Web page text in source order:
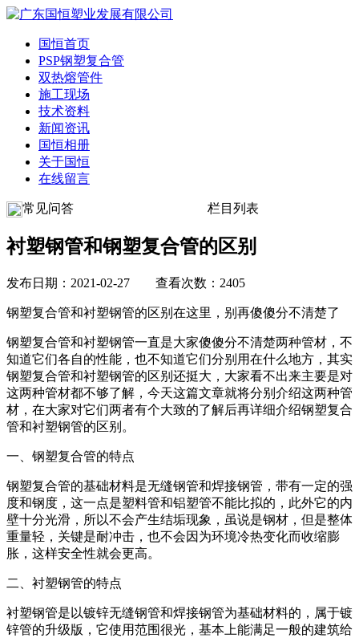
国恒首页
PSP钢塑复合管
双热熔管件
施工现场
技术资料
新闻资讯
国恒相册
关于国恒
在线留言
常见问答 栏目列表
衬塑钢管和钢塑复合管的区别
发布日期：2021-02-27 查看次数：2405
钢塑复合管和衬塑钢管的区别在这里，别再傻傻分不清楚了
钢塑复合管和衬塑钢管一直是大家傻傻分不清楚两种管材，不
知道它们各自的性能，也不知道它们分别用在什么地方，其实
钢塑复合管和衬塑钢管的区别还挺大，大家看不出来主要是对
这两种管材都不够了解，今天这篇文章就将分别介绍这两种管
材，在大家对它们两者有个大致的了解后再详细介绍钢塑复合
管和衬塑钢管的区别。
一、钢塑复合管的特点
钢塑复合管的基础材料是无缝钢管和焊接钢管，带有一定的强
度和钢度，这一点是塑料管和铝塑管不能比拟的，此外它的内
壁十分光滑，所以不会产生结垢现象，虽说是钢材，但是整体
重量轻，关键是耐冲击，也不会因为环境冷热变化而收缩膨
胀，这样安全性就会更高。
二、衬塑钢管的特点
衬塑钢管是以镀锌无缝钢管和焊接钢管为基础材料的，属于镀
锌管的升级版，它使用范围很光，基本上能满足一般的建筑给